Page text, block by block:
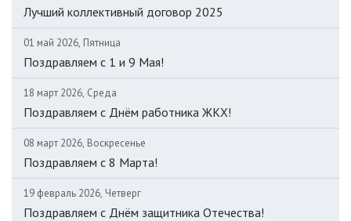
Лучший коллективный договор 2025
01 май 2026, Пятница
Поздравляем c 1 и 9 Мая!
18 март 2026, Среда
Поздравляем с Днём работника ЖКХ!
08 март 2026, Воскресенье
Поздравляем с 8 Марта!
19 февраль 2026, Четверг
Поздравляем с Днём защитника Отечества!